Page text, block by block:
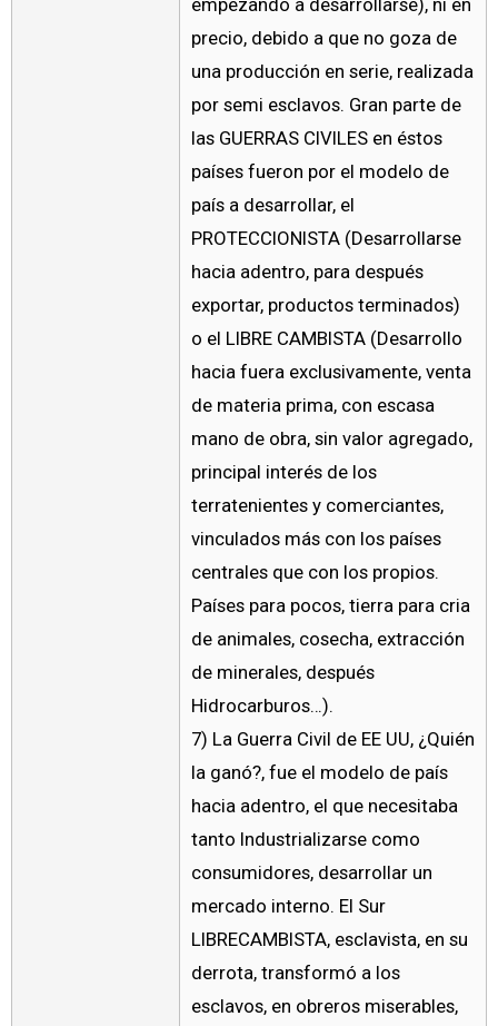
precio, debido a que no goza de
una producción en serie, realizada
por semi esclavos. Gran parte de
las GUERRAS CIVILES en éstos
países fueron por el modelo de
país a desarrollar, el
PROTECCIONISTA (Desarrollarse
hacia adentro, para después
exportar, productos terminados)
o el LIBRE CAMBISTA (Desarrollo
hacia fuera exclusivamente, venta
de materia prima, con escasa
mano de obra, sin valor agregado,
principal interés de los
terratenientes y comerciantes,
vinculados más con los países
centrales que con los propios.
Países para pocos, tierra para cria
de animales, cosecha, extracción
de minerales, después
Hidrocarburos…).
7) La Guerra Civil de EE UU, ¿Quién
la ganó?, fue el modelo de país
hacia adentro, el que necesitaba
tanto Industrializarse como
consumidores, desarrollar un
mercado interno. El Sur
LIBRECAMBISTA, esclavista, en su
derrota, transformó a los
esclavos, en obreros miserables,